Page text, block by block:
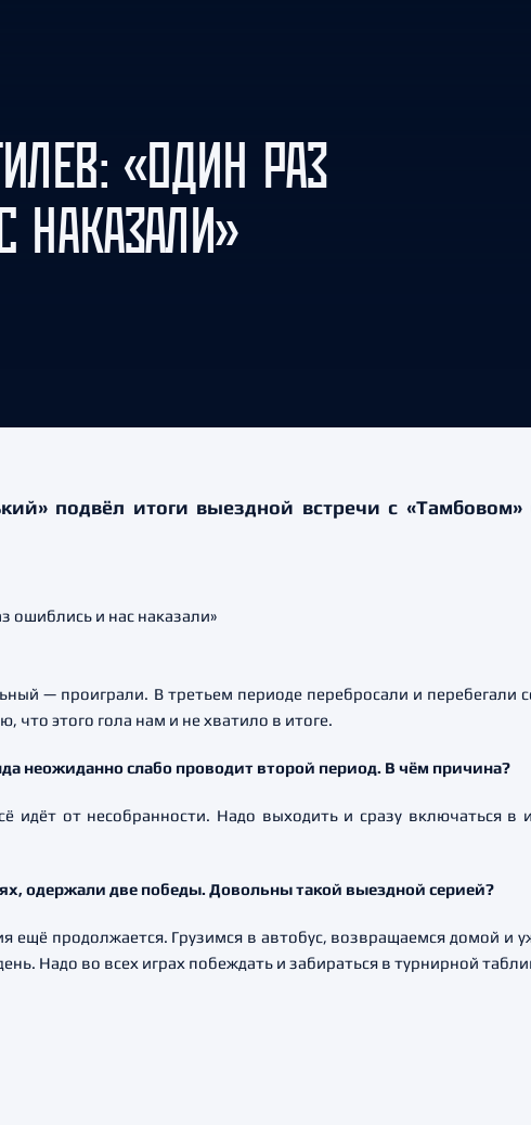
«ОДИН РАЗ
подвёл итоги выездной встречи с
— проиграли. В третьем периоде перебросали и
что этого гола нам и не хватило в итоге.
неожиданно слабо проводит второй период. В чём причина?
идёт от несобранности. Надо выходить и сразу включаться в
одержали две победы. Довольны такой выездной серией?
ещё продолжается. Грузимся в автобус, возвращаемся домой и
Надо во всех играх побеждать и забираться в турнирной